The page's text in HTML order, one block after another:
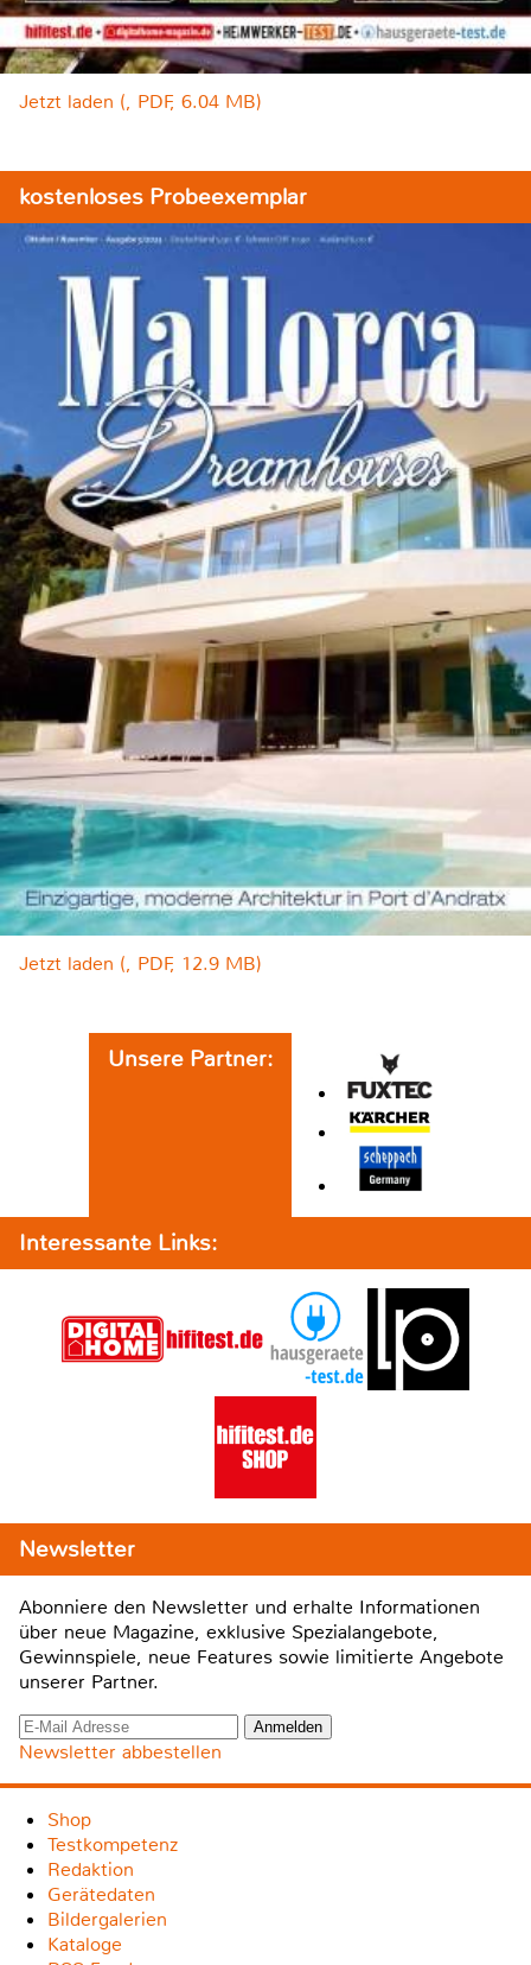
Jetzt laden (, PDF, 6.04 MB)
kostenloses Probeexemplar
Jetzt laden (, PDF, 12.9 MB)
Unsere Partner:
Interessante Links:
Newsletter
Abonniere den Newsletter und erhalte Informationen
über neue Magazine, exklusive Spezialangebote,
Gewinnspiele, neue Features sowie limitierte Angebote
unserer Partner.
Newsletter abbestellen
Shop
Testkompetenz
Redaktion
Gerätedaten
Bildergalerien
Kataloge